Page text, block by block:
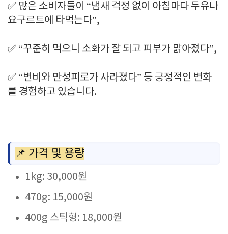
✅ 많은 소비자들이 “냄새 걱정 없이 아침마다 두유나
요구르트에 타먹는다”,
✅ “꾸준히 먹으니 소화가 잘 되고 피부가 맑아졌다”,
✅ “변비와 만성피로가 사라졌다” 등 긍정적인 변화
를 경험하고 있습니다.
📌 가격 및 용량
1kg: 30,000원
470g: 15,000원
400g 스틱형: 18,000원